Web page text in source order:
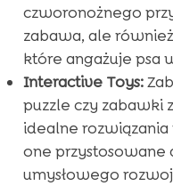
czworonożnego
zabawa, ale
które angażuje psa
Interactive Toys:
puzzle czy zabawki
idealne
one przystosowane
umysłowego